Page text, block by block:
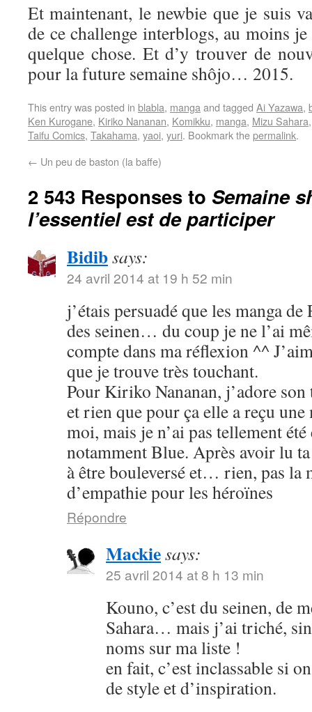
Et maintenant, le newbie que je suis
de ce challenge interblogs, au moins
quelque chose. Et d’y trouver de
pour la future semaine shôjo… 2015.
This entry was posted in blabla, mangaand tagged Ai Yazawa,
Ken Kurogane, Kiriko Nananan, Komikku, manga, Mizu Sahara
Taifu Comics, Takahama, yaoi, yuri. Bookmark thepermalink.
← Un peu de baston (la baffe)
2 543 Responses to Semaine
l’essentiel est de participer
Bidibsays:
24 avril 2014 at 19 h 52 min
j’étais persuadé que les manga
des seinen… du coup je ne l’ai
compte dans ma réflexion ^^
que je trouve très touchant.
Pour Kiriko Nananan, j’adore
et rien que pour ça elle a reçu
moi, mais je n’ai pas tellement
notamment Blue. Après avoir lu
à être bouleversé et… rien, pas la
d’empathie pour les héroïnes
Répondre
Mackiesays:
25 avril 2014 at 8 h 13 min
Kouno, c’est du seinen, de
Sahara… mais j’ai triché,
noms sur ma liste !
en fait, c’est inclassable si
de style et d’inspiration.